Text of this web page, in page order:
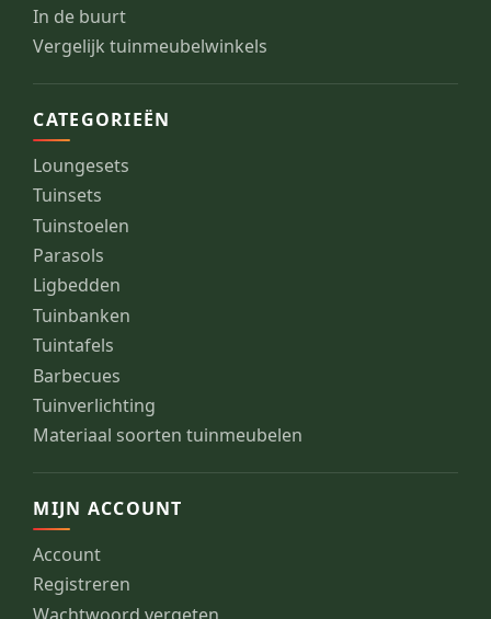
In de buurt
Vergelijk tuinmeubelwinkels
CATEGORIEËN
Loungesets
Tuinsets
Tuinstoelen
Parasols
Ligbedden
Tuinbanken
Tuintafels
Barbecues
Tuinverlichting
Materiaal soorten tuinmeubelen
MIJN ACCOUNT
Account
Registreren